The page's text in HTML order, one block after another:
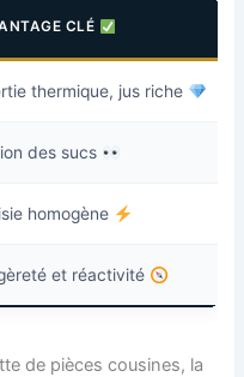
CLÉ
thermique, jus riche
des sucs
homogène
et réactivité
de pièces cousines, la